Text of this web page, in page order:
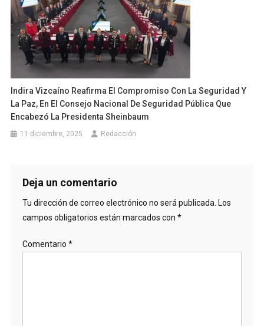
Indira Vizcaíno Reafirma El Compromiso Con La Seguridad Y
La Paz, En El Consejo Nacional De Seguridad Pública Que
Encabezó La Presidenta Sheinbaum
11 diciembre, 2025 Redacción
Deja un comentario
Tu dirección de correo electrónico no será publicada. Los
campos obligatorios están marcados con *
Comentario *